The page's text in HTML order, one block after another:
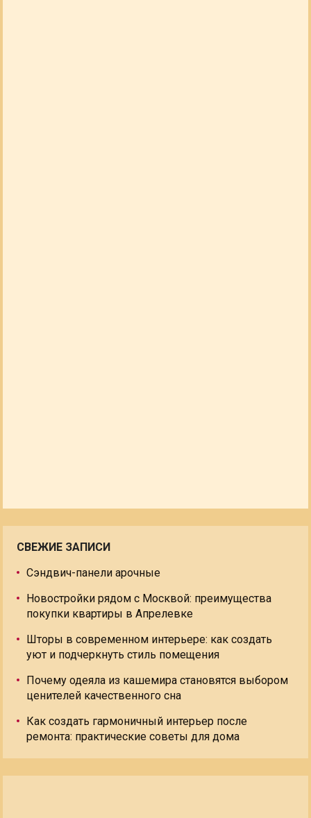
СВЕЖИЕ ЗАПИСИ
Сэндвич-панели арочные
Новостройки рядом с Москвой: преимущества
покупки квартиры в Апрелевке
Шторы в современном интерьере: как создать
уют и подчеркнуть стиль помещения
Почему одеяла из кашемира становятся выбором
ценителей качественного сна
Как создать гармоничный интерьер после
ремонта: практические советы для дома